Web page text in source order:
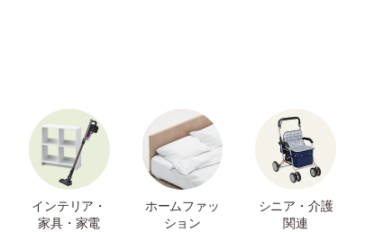
インテリア・
家具・家電
ホームファッ
ション
シニア・介護
関連